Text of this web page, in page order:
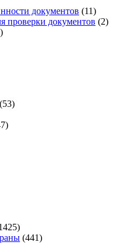
документов (11)
проверки документов (2)
(53)
(441)